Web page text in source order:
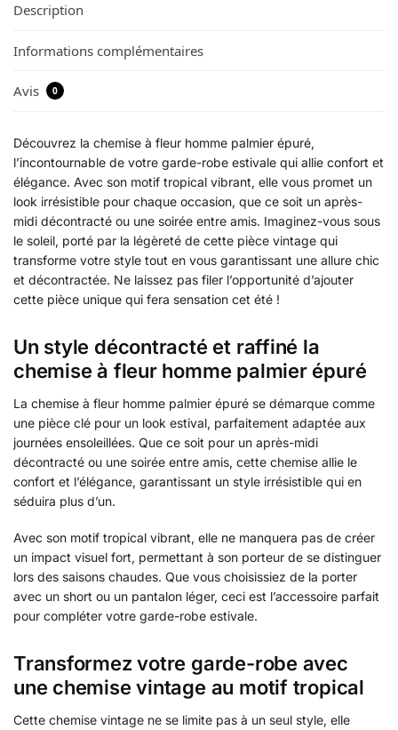
Description
Informations complémentaires
Avis 0
Découvrez la chemise à fleur homme palmier épuré,
l’incontournable de votre garde-robe estivale qui allie confort et
élégance. Avec son motif tropical vibrant, elle vous promet un
look irrésistible pour chaque occasion, que ce soit un après-
midi décontracté ou une soirée entre amis. Imaginez-vous sous
le soleil, porté par la légèreté de cette pièce vintage qui
transforme votre style tout en vous garantissant une allure chic
et décontractée. Ne laissez pas filer l’opportunité d’ajouter
cette pièce unique qui fera sensation cet été !
Un style décontracté et raffiné la
chemise à fleur homme palmier épuré
La chemise à fleur homme palmier épuré se démarque comme
une pièce clé pour un look estival, parfaitement adaptée aux
journées ensoleillées. Que ce soit pour un après-midi
décontracté ou une soirée entre amis, cette chemise allie le
confort et l’élégance, garantissant un style irrésistible qui en
séduira plus d’un.
Avec son motif tropical vibrant, elle ne manquera pas de créer
un impact visuel fort, permettant à son porteur de se distinguer
lors des saisons chaudes. Que vous choisissiez de la porter
avec un short ou un pantalon léger, ceci est l’accessoire parfait
pour compléter votre garde-robe estivale.
Transformez votre garde-robe avec
une chemise vintage au motif tropical
Cette chemise vintage ne se limite pas à un seul style, elle